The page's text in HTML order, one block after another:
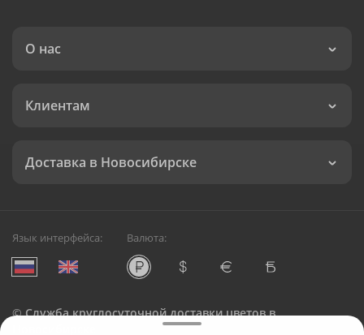
О нас
Клиентам
Доставка в Новосибирске
Язык интерфейса: Валюта:
©Служба круглосуточной доставки цветов в